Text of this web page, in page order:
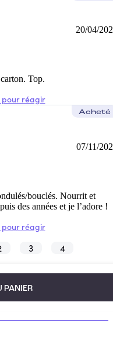
20/04/
Top.
pour réagir
Acheté
07/11/
bouclés. Nourrit et
des années et je l’adore !
pour réagir
3 4
PANIER